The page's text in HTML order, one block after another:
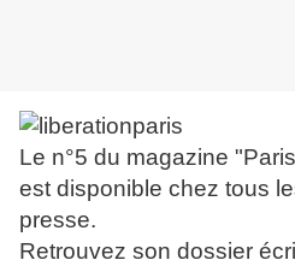
Le n°5 du magazine
est disponible chez tous
presse.
Retrouvez son dossier